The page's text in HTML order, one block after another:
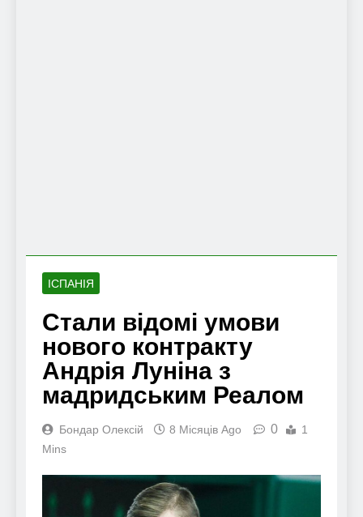
ІСПАНІЯ
Стали відомі умови
нового контракту
Андрія Луніна з
мадридським Реалом
Бондар Олексій 8 Місяців Ago 0
1
Mins